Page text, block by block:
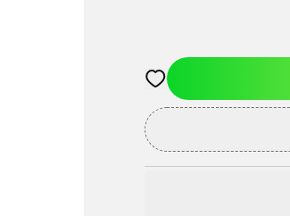
Åbner en Modal til at